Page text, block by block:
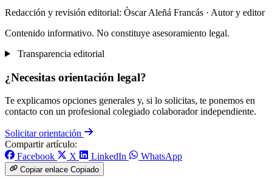
Redacción y revisión editorial: Òscar Aleñá Francás · Autor y editor
Contenido informativo. No constituye asesoramiento legal.
Transparencia editorial
¿Necesitas orientación legal?
Te explicamos opciones generales y, si lo solicitas, te ponemos en
contacto con un profesional colegiado colaborador independiente.
Solicitar orientación
Compartir artículo:
Facebook
X LinkedIn WhatsApp
Copiar enlace Copiado